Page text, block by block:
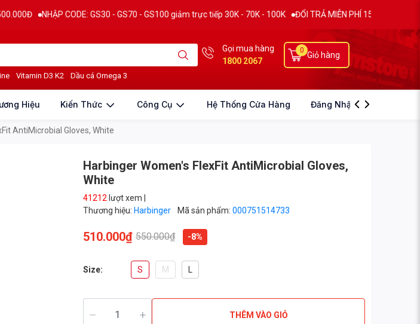
NHẬP CODE: GS30 - GS70 - GS100 giảm trực tiếp 30K - 70K - 100K ĐỔI TRẢ MIỄN PHÍ 15 NGÀY THƯƠNG
Vitamin D3 K2 Dầu cá Omega 3
Gọi mua hàng
1800 2067
Giỏ hàng
0
Hiệu Kiến Thức Công Cụ Hệ Thống Cửa Hàng Đăng Nhập
AntiMicrobial Gloves, White
Harbinger Women's FlexFit AntiMicrobial Gloves,
White
41212 lượt xem |
Thương hiệu: Harbinger Mã sản phẩm:000751514733
510.000₫ 550.000₫ -8%
Size: S M
THÊM VÀO GIỎ